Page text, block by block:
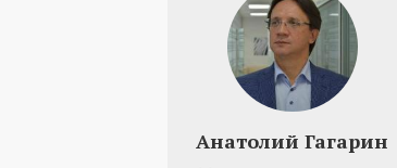
Анатолий Гагарин